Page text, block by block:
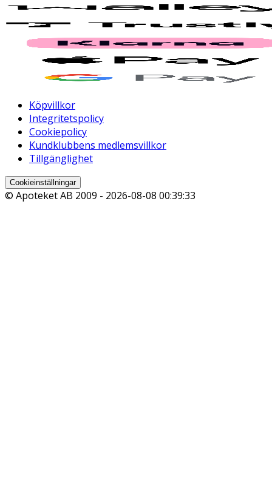
Köpvillkor
Integritetspolicy
Cookiepolicy
Kundklubbens medlemsvillkor
Tillgänglighet
Cookieinställningar
© Apoteket AB 2009 - 2026-08-08 00:39:33